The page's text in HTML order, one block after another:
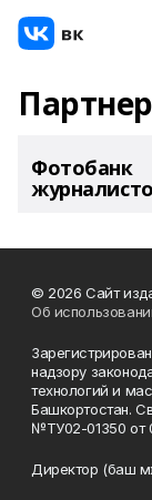
Фотобанк
© 2026 Сайт
Об
надзору
технологий и
Башкортостан.
№ТУ02-01350 от
Директор (баш